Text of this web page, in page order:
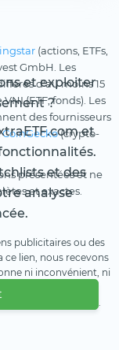
et exploiter
?
et
et des
analyse
(actions, ETFs,
GmbH. Les
d'au moins 15
(ETF, fonds). Les
des fournisseurs
CoinGecko(crypto-
présentées et ne
et exactes.
publicitaires ou des
ce lien, nous recevons
ni inconvénient, ni
revenus pour
de votre soutien.